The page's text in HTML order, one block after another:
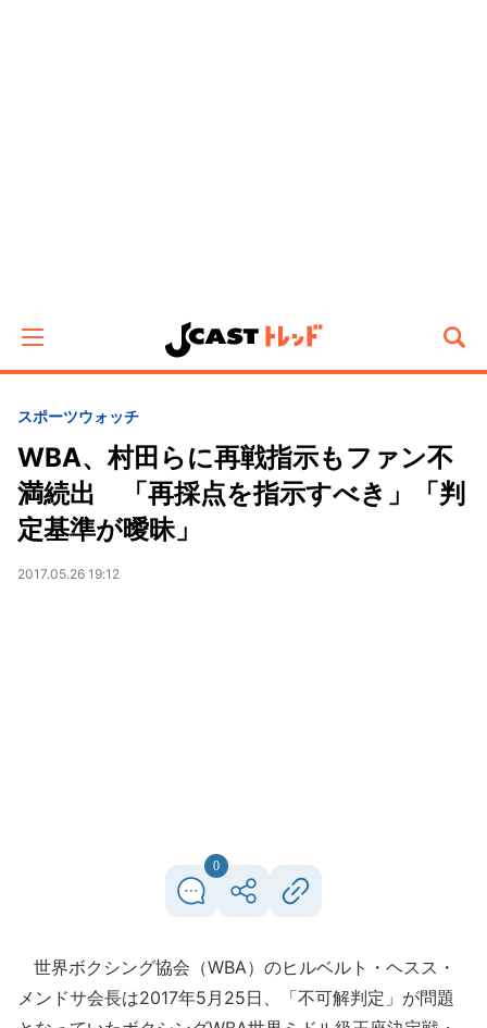
スポーツウォッチ
WBA、村田らに再戦指示もファン不
満続出 「再採点を指示すべき」「判
定基準が曖昧」
2017.05.26 19:12
0
世界ボクシング協会（WBA）のヒルベルト・ヘスス・
メンドサ会長は2017年5月25日、「不可解判定」が問題